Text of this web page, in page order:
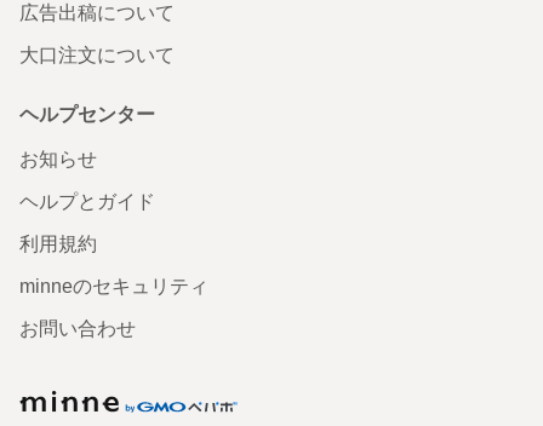
広告出稿について
大口注文について
ヘルプセンター
お知らせ
ヘルプとガイド
利用規約
minneのセキュリティ
お問い合わせ